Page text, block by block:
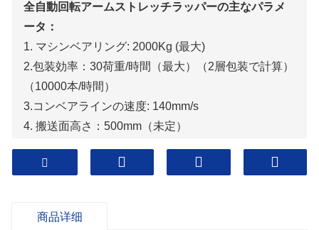
全自動回転アームストレッチラッパーの主なパラメ
ータ：
1. マシンベアリング: 2000Kg (最大)
2.包装効率：30荷重/時間（最大）（2層包装で計算）
（10000本/時間）
3.コンベアラインの速度: 140mm/s
4. 搬送面高さ：500mm（未定）
6.総電力:~3KW
商品详细